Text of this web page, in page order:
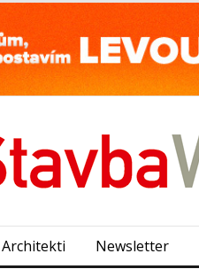
Architekti Newsletter